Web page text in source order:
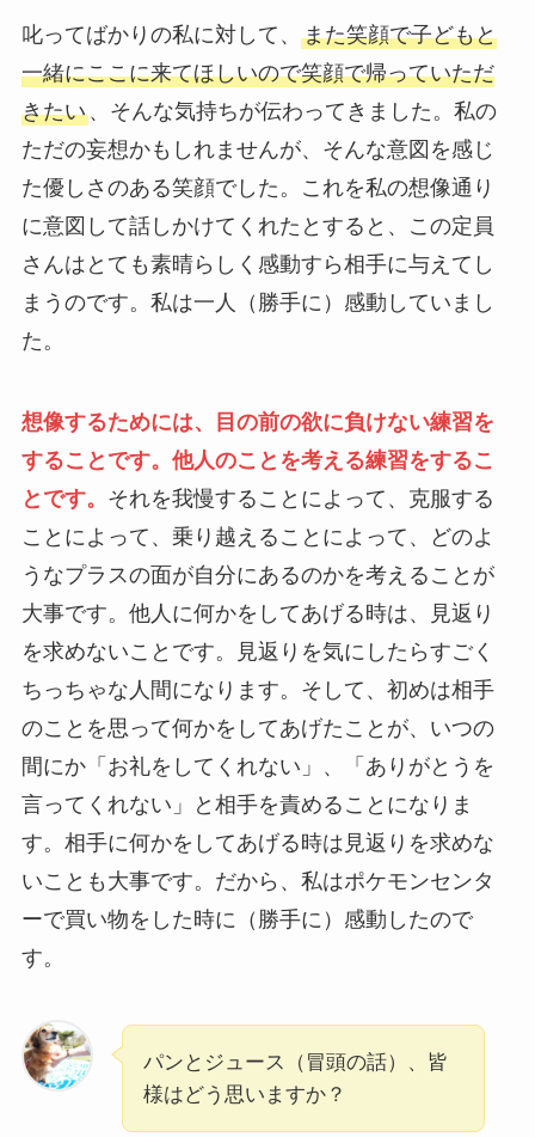
叱ってばかりの私に対して、 また笑顔で子どもと
一緒にここに来てほしいので笑顔で帰っていただ
きたい、そんな気持ちが伝わってきました。私の
ただの妄想かもしれませんが、そんな意図を感じ
た優しさのある笑顔でした。これを私の想像通り
に意図して話しかけてくれたとすると、この定員
さんはとても素晴らしく感動すら相手に与えてし
まうのです。私は一人（勝手に）感動していまし
た。
想像するためには、目の前の欲に負けない練習を
することです。他人のことを考える練習をするこ
とです。 それを我慢することによって、克服する
ことによって、乗り越えることによって、どのよ
うなプラスの面が自分にあるのかを考えることが
大事です。他人に何かをしてあげる時は、見返り
を求めないことです。見返りを気にしたらすごく
ちっちゃな人間になります。そして、初めは相手
のことを思って何かをしてあげたことが、いつの
間にか「お礼をしてくれない」、「ありがとうを
言ってくれない」と相手を責めることになりま
す。相手に何かをしてあげる時は見返りを求めな
いことも大事です。だから、私はポケモンセンタ
ーで買い物をした時に（勝手に）感動したので
す。
パンとジュース（冒頭の話）、皆
様はどう思いますか？